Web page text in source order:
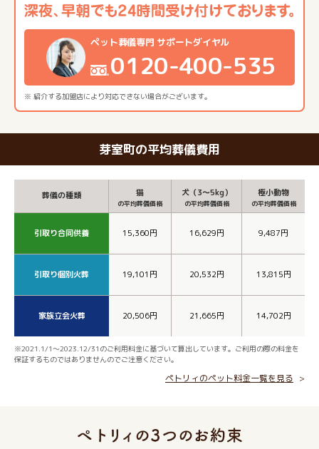
※ 紹介する加盟店により対応できない場合がございます。
ペット葬儀専門 サポートダイヤル
0120-400-535
芽室町の平均葬儀費用
葬儀の種類 猫
の平均葬儀価格
犬（3～5kg）
の平均葬儀価格
極小動物
の平均葬儀価格
引取り合同供養 15,360円 16,629円 9,487円
引取り個別火葬 19,101円 20,532円 13,815円
家族立会火葬 20,506円 21,665円 14,702円
※2021.1/1～2023.12/31のご利用料金に基づいて算出しています。ご利用の際の料金を
保証するものではありませんのでご注意ください。
ペトリィのペット料金一覧を見る